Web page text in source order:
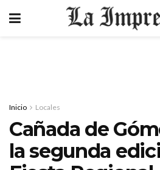
Inicio Locales
Cañada de
la segunda